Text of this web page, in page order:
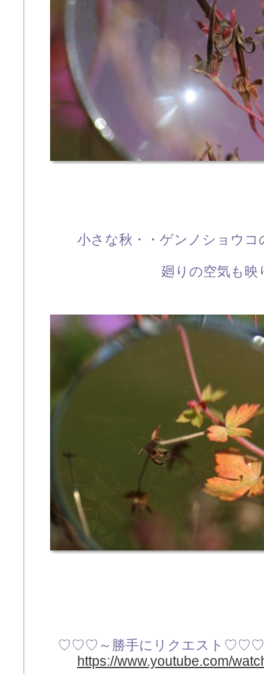
小さな秋・・ゲンノショウ
廻りの空気も映
♡♡♡～勝手にリクエスト♡♡♡
https://www.youtube.com/